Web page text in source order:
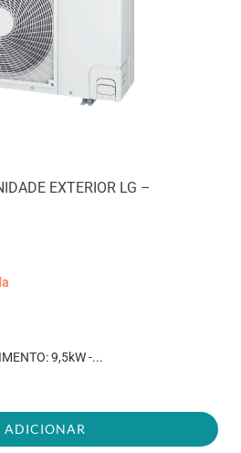
EXTERIOR LG –
9,5kW -...
ADICIONAR